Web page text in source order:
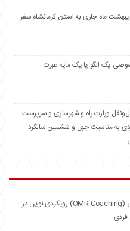
ماه جاری به استان کرمانشاه سفر
یک الگو یا یک مایه عبرت
وزارت راه و شهرسازی و سرپرست
به مناسبت چهل و ششمین سالگرد
مدل مداخله‌ای عمرائی (OMR Coaching) رویکردی نوین در